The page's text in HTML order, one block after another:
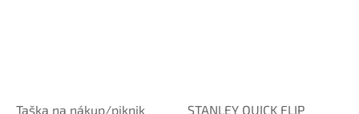
Taška na nákup/piknik STANLEY QUICK FLIP